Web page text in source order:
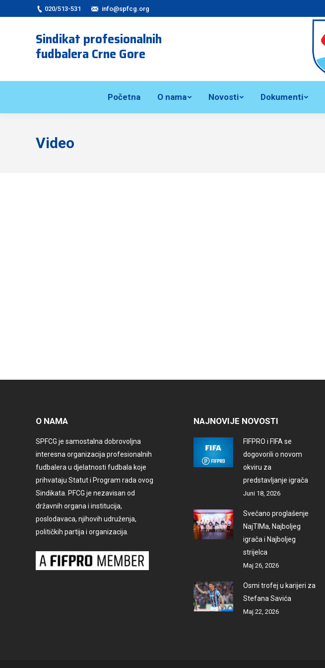
020/513-531 info@spfcg.org
Sindikat profesionalnih
fudbalera Crne Gore
Početna O nama Novosti Dokumenti
Video
O NAMA
SPFCG je samostalna dobrovoljna
interesna organizacija profesionalnih
fudbalera u djelatnosti fudbala koje
prihvataju Statut i Program rada ovog
Sindikata. PFCG je nezavisan od
državnih organa i institucija,
poslodavaca, njihovih udruženja,
političkih partija i organizacija.
NAJNOVIJE NOVOSTI
FIFPRO i FIFA se
dogovorili o novom
okviru za
predstavljanje igrača
Juni 18, 2026
Svečano proglašenje
NajTIMa, Najboljeg
igrača i Najboljeg
strijelca
Maj 26, 2026
Osmi trofej u karijeri za
Stefana Savića
Maj 22, 2026